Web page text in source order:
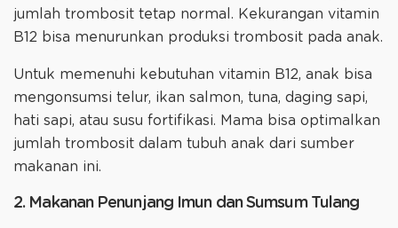
jumlah trombosit tetap normal. Kekurangan vitamin
B12 bisa menurunkan produksi trombosit pada anak.
Untuk memenuhi kebutuhan vitamin B12, anak bisa
mengonsumsi telur, ikan salmon, tuna, daging sapi,
hati sapi, atau susu fortifikasi. Mama bisa optimalkan
jumlah trombosit dalam tubuh anak dari sumber
makanan ini.
2. Makanan Penunjang Imun dan Sumsum Tulang